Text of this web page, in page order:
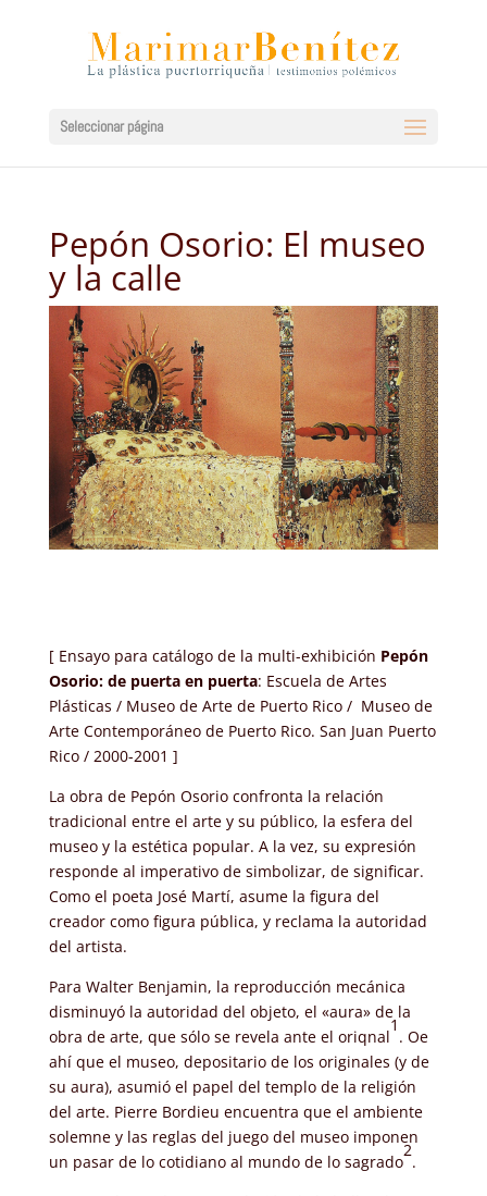
Seleccionar página
Pepón Osorio: El museo
y la calle
[ Ensayo para catálogo de la multi-exhibición Pepón
Osorio: de puerta en puerta: Escuela de Artes
Plásticas / Museo de Arte de Puerto Rico / Museo de
Arte Contemporáneo de Puerto Rico. San Juan Puerto
Rico / 2000-2001 ]
La obra de Pepón Osorio confronta la relación
tradicional entre el arte y su público, la esfera del
museo y la estética popular. A la vez, su expresión
responde al imperativo de simbolizar, de significar.
Como el poeta José Martí, asume la figura del
creador como figura pública, y reclama la autoridad
del artista.
Para Walter Benjamin, la reproducción mecánica
disminuyó la autoridad del objeto, el «aura» de la
obra de arte, que sólo se revela ante el oriqnal
1
. Oe
ahí que el museo, depositario de los originales (y de
su aura), asumió el papel del templo de la religión
del arte. Pierre Bordieu encuentra que el ambiente
solemne y las reglas del juego del museo imponen
un pasar de lo cotidiano al mundo de lo sagrado
2
.